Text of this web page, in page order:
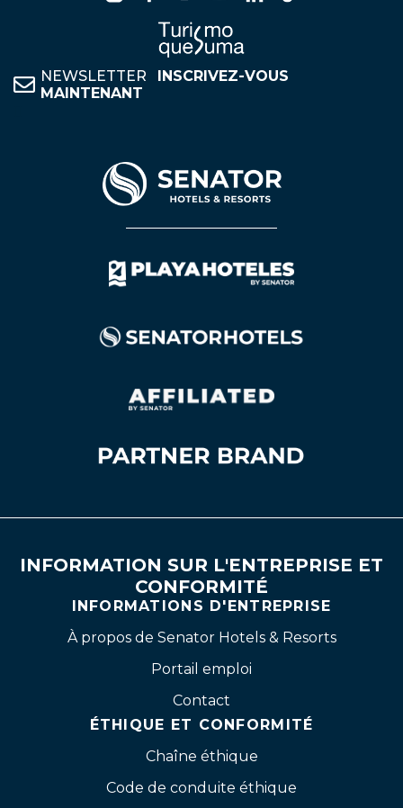
NEWSLETTER
INSCRIVEZ-VOUS
MAINTENANT
INFORMATION SUR L'ENTREPRISE ET
CONFORMITÉ
INFORMATIONS D'ENTREPRISE
À propos de Senator Hotels & Resorts
Portail emploi
Contact
ÉTHIQUE ET CONFORMITÉ
Chaîne éthique
Code de conduite éthique